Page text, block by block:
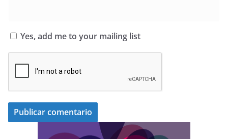
Yes, add me to your mailing list